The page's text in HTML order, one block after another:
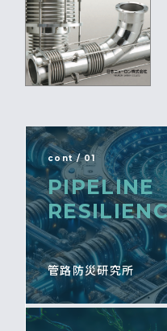
cont / 01
PIPELINE
管路防災研究所